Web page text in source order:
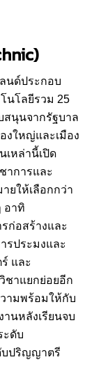
นด์ประกอบ
นโลยีรวม 25
สนุนจากรัฐบาล
งใหญ่และเมือง
เหล่านี้เปิด
าการและ
ยให้เลือกกว่า
อาทิ
ก่อสร้างและ
รประมงและ
และ
ชาแยกย่อยอีก
ามพร้อมให้กับ
นหลังเรียนจบ
ะดับ
บปริญญาตรี